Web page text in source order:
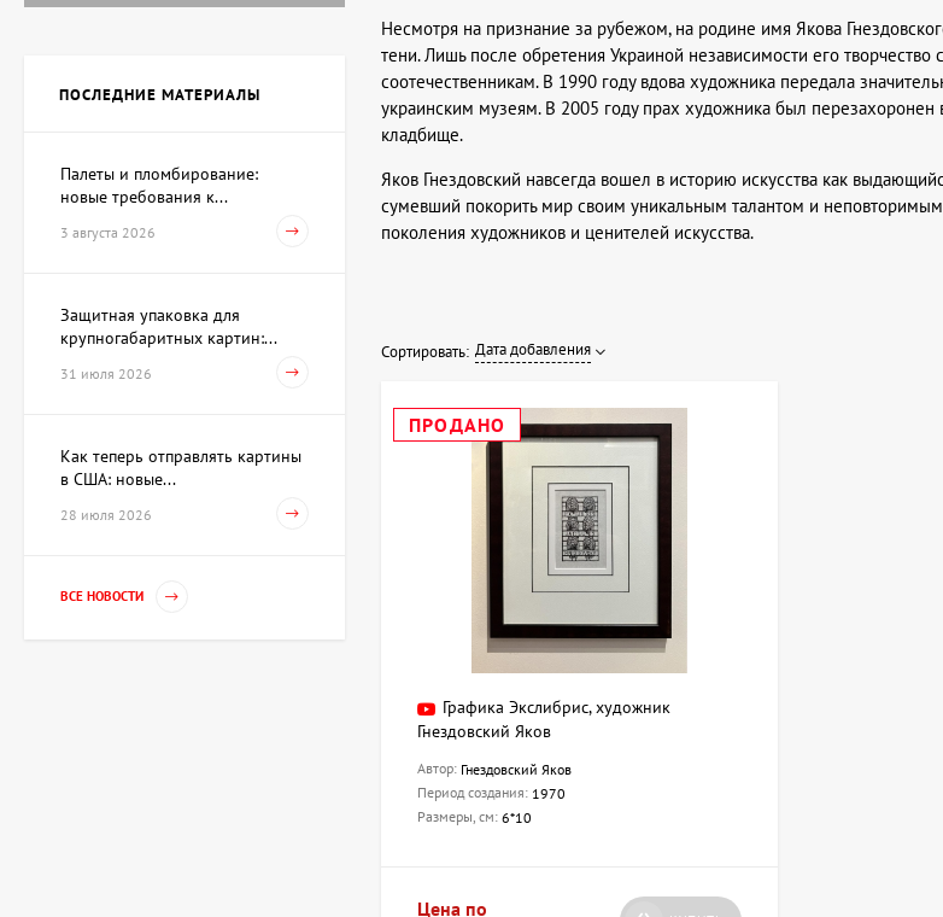
Несмотря на признание за рубежом, на родине имя Якова
тени. Лишь после обретения Украиной независимости его творчество
соотечественникам. В 1990 году вдова художника передала
украинским музеям. В 2005 году прах художника был перезахоронен
кладбище.
Яков Гнездовский навсегда вошел в историю искусства как
сумевший покорить мир своим уникальным талантом и
поколения художников и ценителей искусства.
Сортировать: Дата добавления
ПРОДАНО
Графика Экслибрис, художник
Гнездовский Яков
Автор: Гнездовский Яков
Период создания: 1970
Размеры, см: 6*10
Цена по
ПОСЛЕДНИЕ МАТЕРИАЛЫ
Палеты и пломбирование:
новые требования к...
3 августа 2026
Защитная упаковка для
крупногабаритных картин:...
31 июля 2026
Как теперь отправлять картины
в США: новые...
28 июля 2026
ВСЕ НОВОСТИ